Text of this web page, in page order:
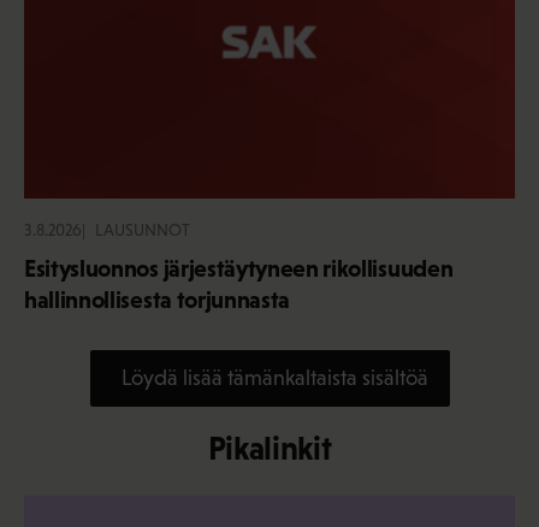
3.8.2026 LAUSUNNOT
Esitysluonnos järjestäytyneen rikollisuuden
hallinnollisesta torjunnasta
Löydä lisää tämänkaltaista sisältöä
Pikalinkit